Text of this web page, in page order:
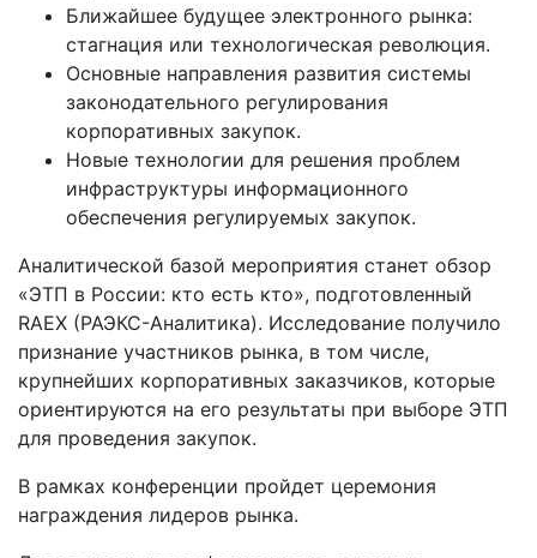
Ближайшее будущее электронного рынка:
стагнация или технологическая революция.
Основные направления развития системы
законодательного регулирования
корпоративных закупок.
Новые технологии для решения проблем
инфраструктуры информационного
обеспечения регулируемых закупок.
Аналитической базой мероприятия станет обзор
«ЭТП в России: кто есть кто», подготовленный
RAEX (РАЭКС-Аналитика). Исследование получило
признание участников рынка, в том числе,
крупнейших корпоративных заказчиков, которые
ориентируются на его результаты при выборе ЭТП
для проведения закупок.
В рамках конференции пройдет церемония
награждения лидеров рынка.